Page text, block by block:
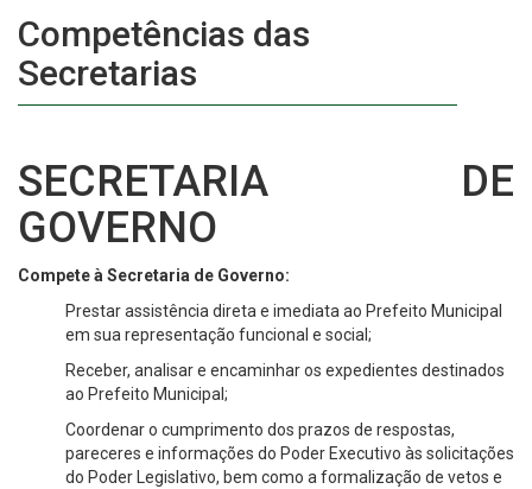
Competências das
Secretarias
SECRETARIA DE
GOVERNO
Compete à Secretaria de Governo:
Prestar assistência direta e imediata ao Prefeito Municipal
em sua representação funcional e social;
Receber, analisar e encaminhar os expedientes destinados
ao Prefeito Municipal;
Coordenar o cumprimento dos prazos de respostas,
pareceres e informações do Poder Executivo às solicitações
do Poder Legislativo, bem como a formalização de vetos e